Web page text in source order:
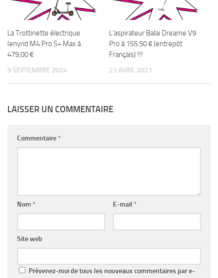
La Trottinette électrique
Ienyrid M4 Pro S+ Max à
479,00 €
9 SEPTEMBRE 2024
L’aspirateur Balai Dreame V9
Pro à 155.50 € (entrepôt
Français) !!!
23 AVRIL 2021
LAISSER UN COMMENTAIRE
Commentaire*
Nom * E-mail *
Site web
Prévenez-moi de tous les nouveaux commentaires par e-